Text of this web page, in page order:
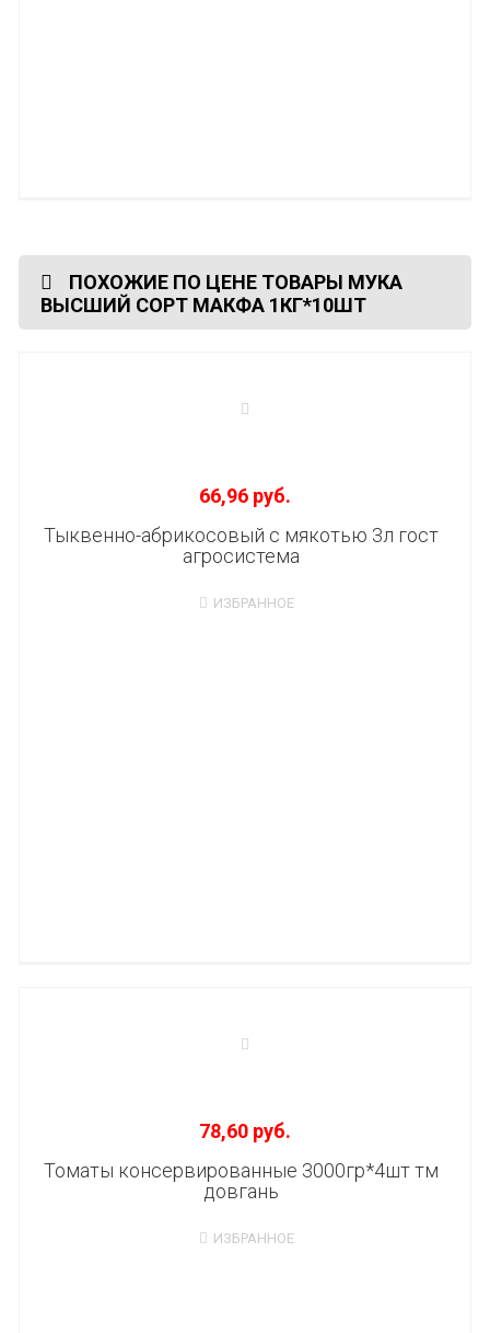
ПОХОЖИЕ ПО ЦЕНЕ ТОВАРЫ МУКА
ВЫСШИЙ СОРТ МАКФА 1КГ*10ШТ
66,96 руб.
Тыквенно-абрикосовый с мякотью 3л гост
агросистема
ИЗБРАННОЕ
78,60 руб.
Томаты консервированные 3000гр*4шт тм
довгань
ИЗБРАННОЕ